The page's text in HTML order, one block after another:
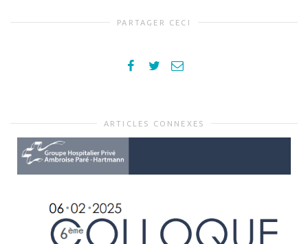
PARTAGER CECI
ARTICLES CONNEXES